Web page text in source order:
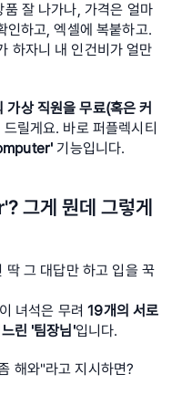
잘 나가나, 가격은 얼마
인하고, 엑셀에 복붙하고.
하자니 내 인건비가 얼만
가상 직원을 무료(혹은 커
드릴게요. 바로 퍼플렉시티
기능입니다.
그게 뭔데 그렇게
그 대답만 하고 입을 꾹
녀석은 무려 19개의 서로
린 '팀장님'입니다.
해와"라고 지시하면?